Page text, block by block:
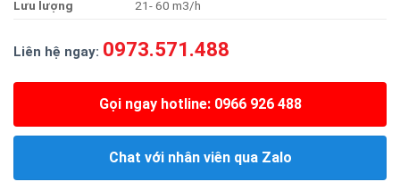
Lưu lượng 21- 60 m3/h
Liên hệ ngay: 0973.571.488
Gọi ngay hotline: 0966 926 488
Chat với nhân viên qua Zalo